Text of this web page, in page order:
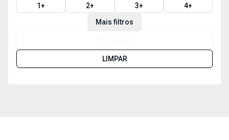
1+ 2+ 3+ 4+
Mais filtros
LIMPAR